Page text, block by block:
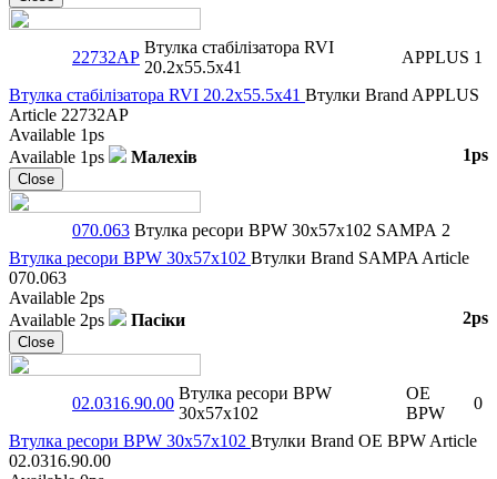
22732AP
Втулка стабілізаторa RVI
20.2x55.5x41
APPLUS 1
Втулка стабілізаторa RVI 20.2x55.5x41 Втулки Brand APPLUS
Article 22732AP
Available 1ps
Available 1ps Малехів 1ps
Close
070.063 Втулка ресори BPW 30x57x102 SAMPA 2
Втулка ресори BPW 30x57x102 Втулки Brand SAMPA Article
070.063
Available 2ps
Available 2ps Пасіки 2ps
Close
02.0316.90.00
Втулка ресори BPW
30x57x102
OE
BPW
0
Втулка ресори BPW 30x57x102 Втулки Brand OE BPW Article
02.0316.90.00